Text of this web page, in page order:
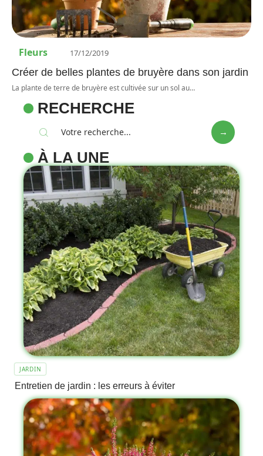
Fleurs 17/12/2019
Créer de belles plantes de bruyère dans son jardin
La plante de terre de bruyère est cultivée sur un sol au…
RECHERCHE
À LA UNE
JARDIN
Entretien de jardin : les erreurs à éviter